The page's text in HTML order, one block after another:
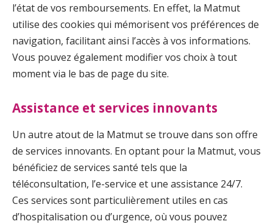
l’état de vos remboursements. En effet, la Matmut
utilise des cookies qui mémorisent vos préférences de
navigation, facilitant ainsi l’accès à vos informations.
Vous pouvez également modifier vos choix à tout
moment via le bas de page du site.
Assistance et services innovants
Un autre atout de la Matmut se trouve dans son offre
de services innovants. En optant pour la Matmut, vous
bénéficiez de services santé tels que la
téléconsultation, l’e-service et une assistance 24/7.
Ces services sont particulièrement utiles en cas
d’hospitalisation ou d’urgence, où vous pouvez